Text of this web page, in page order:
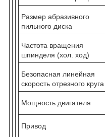
Размер абразивного
пильного диска
Частота вращения
шпинделя (хол. ход)
Безопасная линейная
скорость отрезного круга
Мощность двигателя
Привод